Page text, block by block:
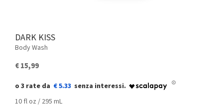
DARK KISS
Body Wash
€ 15,99
€ 5.33
10 fl oz / 295 mL